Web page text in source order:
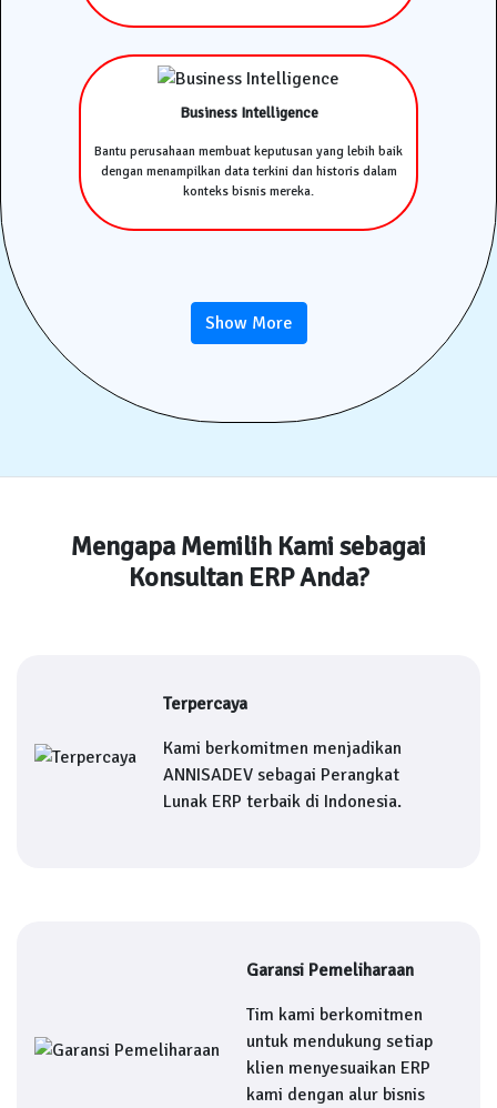
Business Intelligence
Bantu perusahaan membuat keputusan yang lebih baik
dengan menampilkan data terkini dan historis dalam
konteks bisnis mereka.
Show More
Mengapa Memilih Kami sebagai
Konsultan ERP Anda?
Terpercaya
Kami berkomitmen menjadikan
ANNISADEV sebagai Perangkat
Lunak ERP terbaik di Indonesia.
Garansi Pemeliharaan
Tim kami berkomitmen
untuk mendukung setiap
klien menyesuaikan ERP
kami dengan alur bisnis